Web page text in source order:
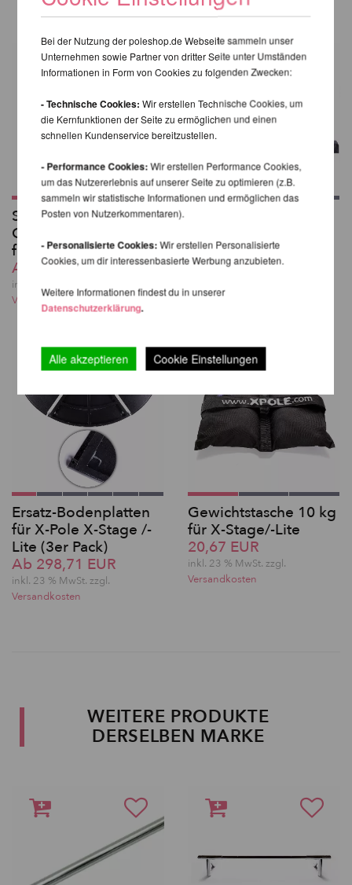
Set mit 3
Gewichtshalterungen
für X-Stage
Ab 133,34 EUR
inkl. 23 % MwSt. zzgl.
Versandkosten
381,40 EUR
inkl. 23 % MwSt. zzgl.
Ersatz-Bodenplatten
für X-Pole X-Stage /-
Lite (3er Pack)
Ab 298,71 EUR
inkl. 23 % MwSt. zzgl.
Versandkosten
Gewichtstasche 10 kg
für X-Stage/-Lite
20,67 EUR
inkl. 23 % MwSt. zzgl.
Versandkosten
WEITERE PRODUKTE
DERSELBEN MARKE
Bei der Nutzung der poleshop.de Webseite sammeln unser
Unternehmen sowie Partner von dritter Seite unter Umständen
Informationen in Form von Cookies zu folgenden Zwecken:
- Technische Cookies: Wir erstellen Technische Cookies, um
die Kernfunktionen der Seite zu ermöglichen und einen
schnellen Kundenservice bereitzustellen.
- Performance Cookies:Wir erstellen Performance Cookies,
um das Nutzererlebnis auf unserer Seite zu optimieren (z.B.
sammeln wir statistische Informationen und ermöglichen das
Posten von Nutzerkommentaren).
- Personalisierte Cookies:Wir erstellen Personalisierte
Cookies, um dir interessenbasierte Werbung anzubieten.
Weitere Informationen findest du in unserer
Datenschutzerklärung.
Alle akzeptieren Cookie Einstellungen